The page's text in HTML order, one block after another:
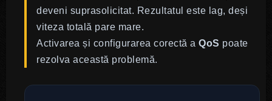
deveni suprasolicitat. Rezultatul este lag, deși
viteza totală pare mare.
Activarea și configurarea corectă a QoS poate
rezolva această problemă.